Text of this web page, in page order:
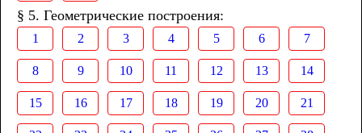
§ 5. Геометрические построения:
1 2 3 4 5 6 7
8 9 10 11 12 13 14
15 16 17 18 19 20 21